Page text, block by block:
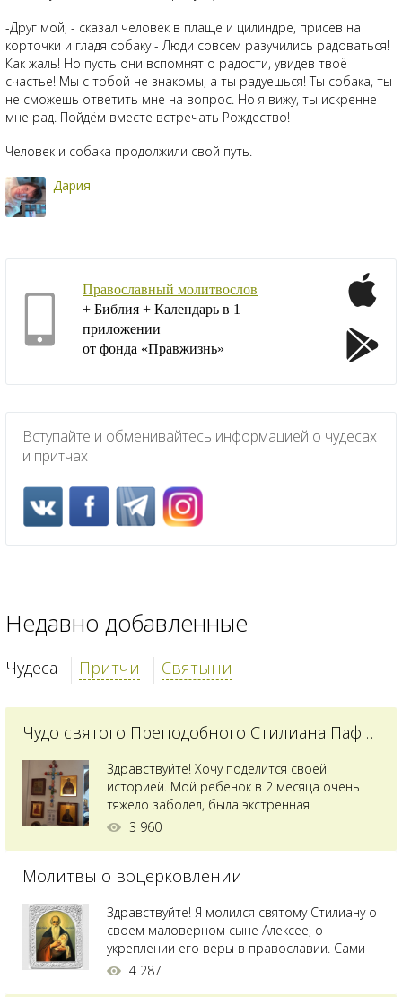
-Друг мой, - сказал человек в плаще и цилиндре, присев на
корточки и гладя собаку - Люди совсем разучились радоваться!
Как жаль! Но пусть они вспомнят о радости, увидев твоё
счастье! Мы с тобой не знакомы, а ты радуешься! Ты собака, ты
не сможешь ответить мне на вопрос. Но я вижу, ты искренне
мне рад. Пойдём вместе встречать Рождество!
Человек и собака продолжили свой путь.
Дария
Православный молитвослов
+ Библия + Календарь в 1
приложении
от фонда «Правжизнь»
Вступайте и обменивайтесь информацией о чудесах
и притчах
Недавно добавленные
Чудеса Притчи Святыни
Чудо святого Преподобного Стилиана Пафлагонского
Здравствуйте! Хочу поделится своей
историей. Мой ребенок в 2 месяца очень
тяжело заболел, была экстренная
сложнейшая операция, состояние после
святого Владимира я увидела незнакомую
позже прочитав про него, узнала про
Преподобного...
3 960
Молитвы о воцерковлении
Здравствуйте! Я молился святому Стилиану о
своем маловерном сыне Алексее, о
укреплении его веры в православии. Сами
мы с супругой воцерковлены. Через год
4 287